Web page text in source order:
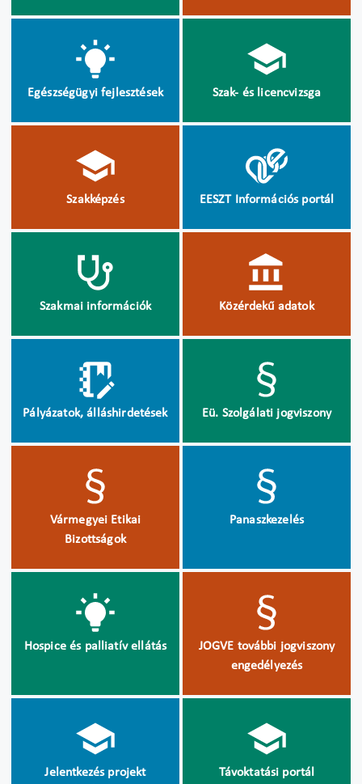
Egészségügyi fejlesztések Szak- és licencvizsga
Szakképzés EESZT Információs portál
Szakmai információk Közérdekű adatok
Pályázatok, álláshirdetések Eü. Szolgálati jogviszony
Vármegyei Etikai
Bizottságok
Panaszkezelés
Hospice és palliatív ellátás
JOGVE további jogviszony
engedélyezés
Jelentkezés projekt
Távoktatási portál